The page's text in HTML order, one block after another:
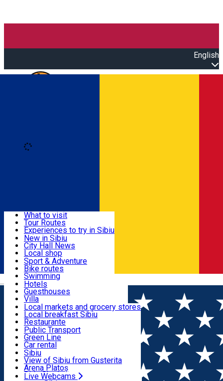
English
Română
Useful info
Activities & Adventure
Accommodation
Food, Drinks & Nightlife
Transport & Parking
Live Webcams
What to visit
Tour Routes
Experiences to try in Sibiu
Podcast
Culture
Museums
Churches
Parks, Zoo
County of Sibiu
New in Sibiu
City Hall News
Local shop
Sibiu artisans
Sibiul Verde
Public services
Education
How do I get to Sibiu
Tourist Info
Tour Guides
Guided tours
Publicații locale
Beauty salons
Sport & Adventure
Bike routes
Swimming
Riding
Indoor activities
Loc de joacă indoor
Loc de joacă outdoor
Ski
Ice skating
Yoga
Hotels
Guesthouses
Villa
Hostels
Motel
Camping
Renting rooms
Rooms for rent
Accommodation outside Sibiu
Local markets and grocery stores
Local breakfast Sibiu
Restaurante
Pizza
Fast Food
Coffee
Sweets
Pub, Bar
Night clubs
Bakeries
Public Transport
Green Line
Car rental
Rent a bike
Scooter rentals
Taxi
Ride Sharing
Sibiu
View of Sibiu from Gusterita
Arena Platoș
Live Webcams